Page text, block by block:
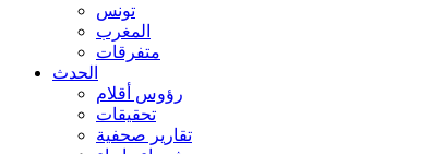
تونس
المغرب
متفرقات
الحدث
رؤوس أقلام
تحقيقات
تقارير صحفية